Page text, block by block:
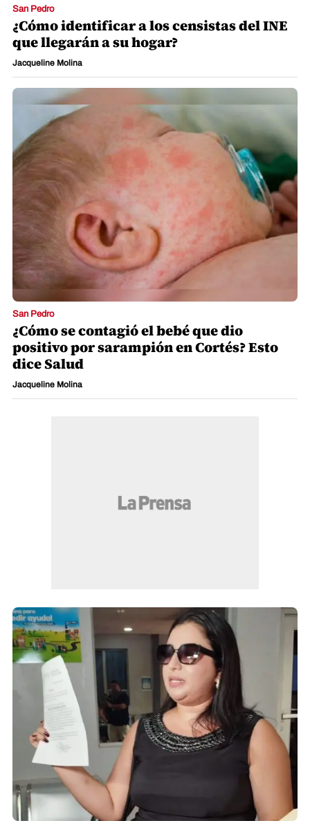
San Pedro
¿Cómo identificar a los censistas del INE
que llegarán a su hogar?
Jacqueline Molina
San Pedro
¿Cómo se contagió el bebé que dio
positivo por sarampión en Cortés? Esto
dice Salud
Jacqueline Molina